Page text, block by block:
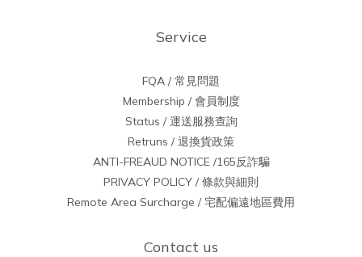
Service
FQA / 常見問題
Membership / 會員制度
Status / 運送服務查詢
Retruns / 退換貨政策
ANTI-FREAUD NOTICE /165反詐騙
PRIVACY POLICY / 條款與細則
Remote Area Surcharge / 宅配偏遠地區費用
Contact us